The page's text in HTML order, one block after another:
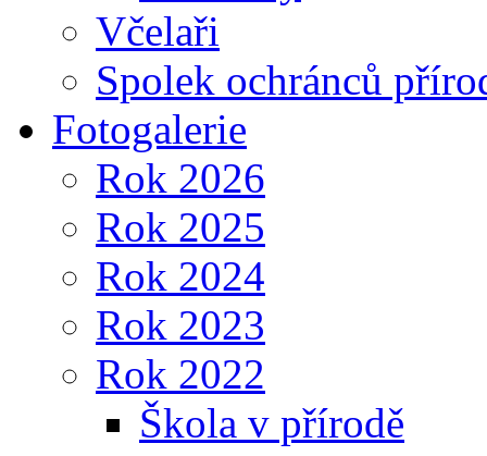
Včelaři
Spolek ochránců
Fotogalerie
Rok 2026
Rok 2025
Rok 2024
Rok 2023
Rok 2022
Škola v přírodě